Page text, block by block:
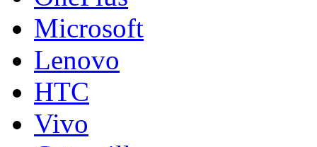
Microsoft
Lenovo
HTC
Vivo